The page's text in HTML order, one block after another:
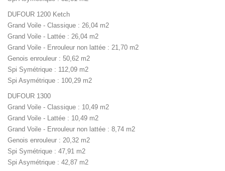
DUFOUR 1200 Ketch
Grand Voile - Classique : 26,04 m2
Grand Voile - Lattée : 26,04 m2
Grand Voile - Enrouleur non lattée : 21,70 m2
Genois enrouleur : 50,62 m2
Spi Symétrique : 112,09 m2
Spi Asymétrique : 100,29 m2
DUFOUR 1300
Grand Voile - Classique : 10,49 m2
Grand Voile - Lattée : 10,49 m2
Grand Voile - Enrouleur non lattée : 8,74 m2
Genois enrouleur : 20,32 m2
Spi Symétrique : 47,91 m2
Spi Asymétrique : 42,87 m2